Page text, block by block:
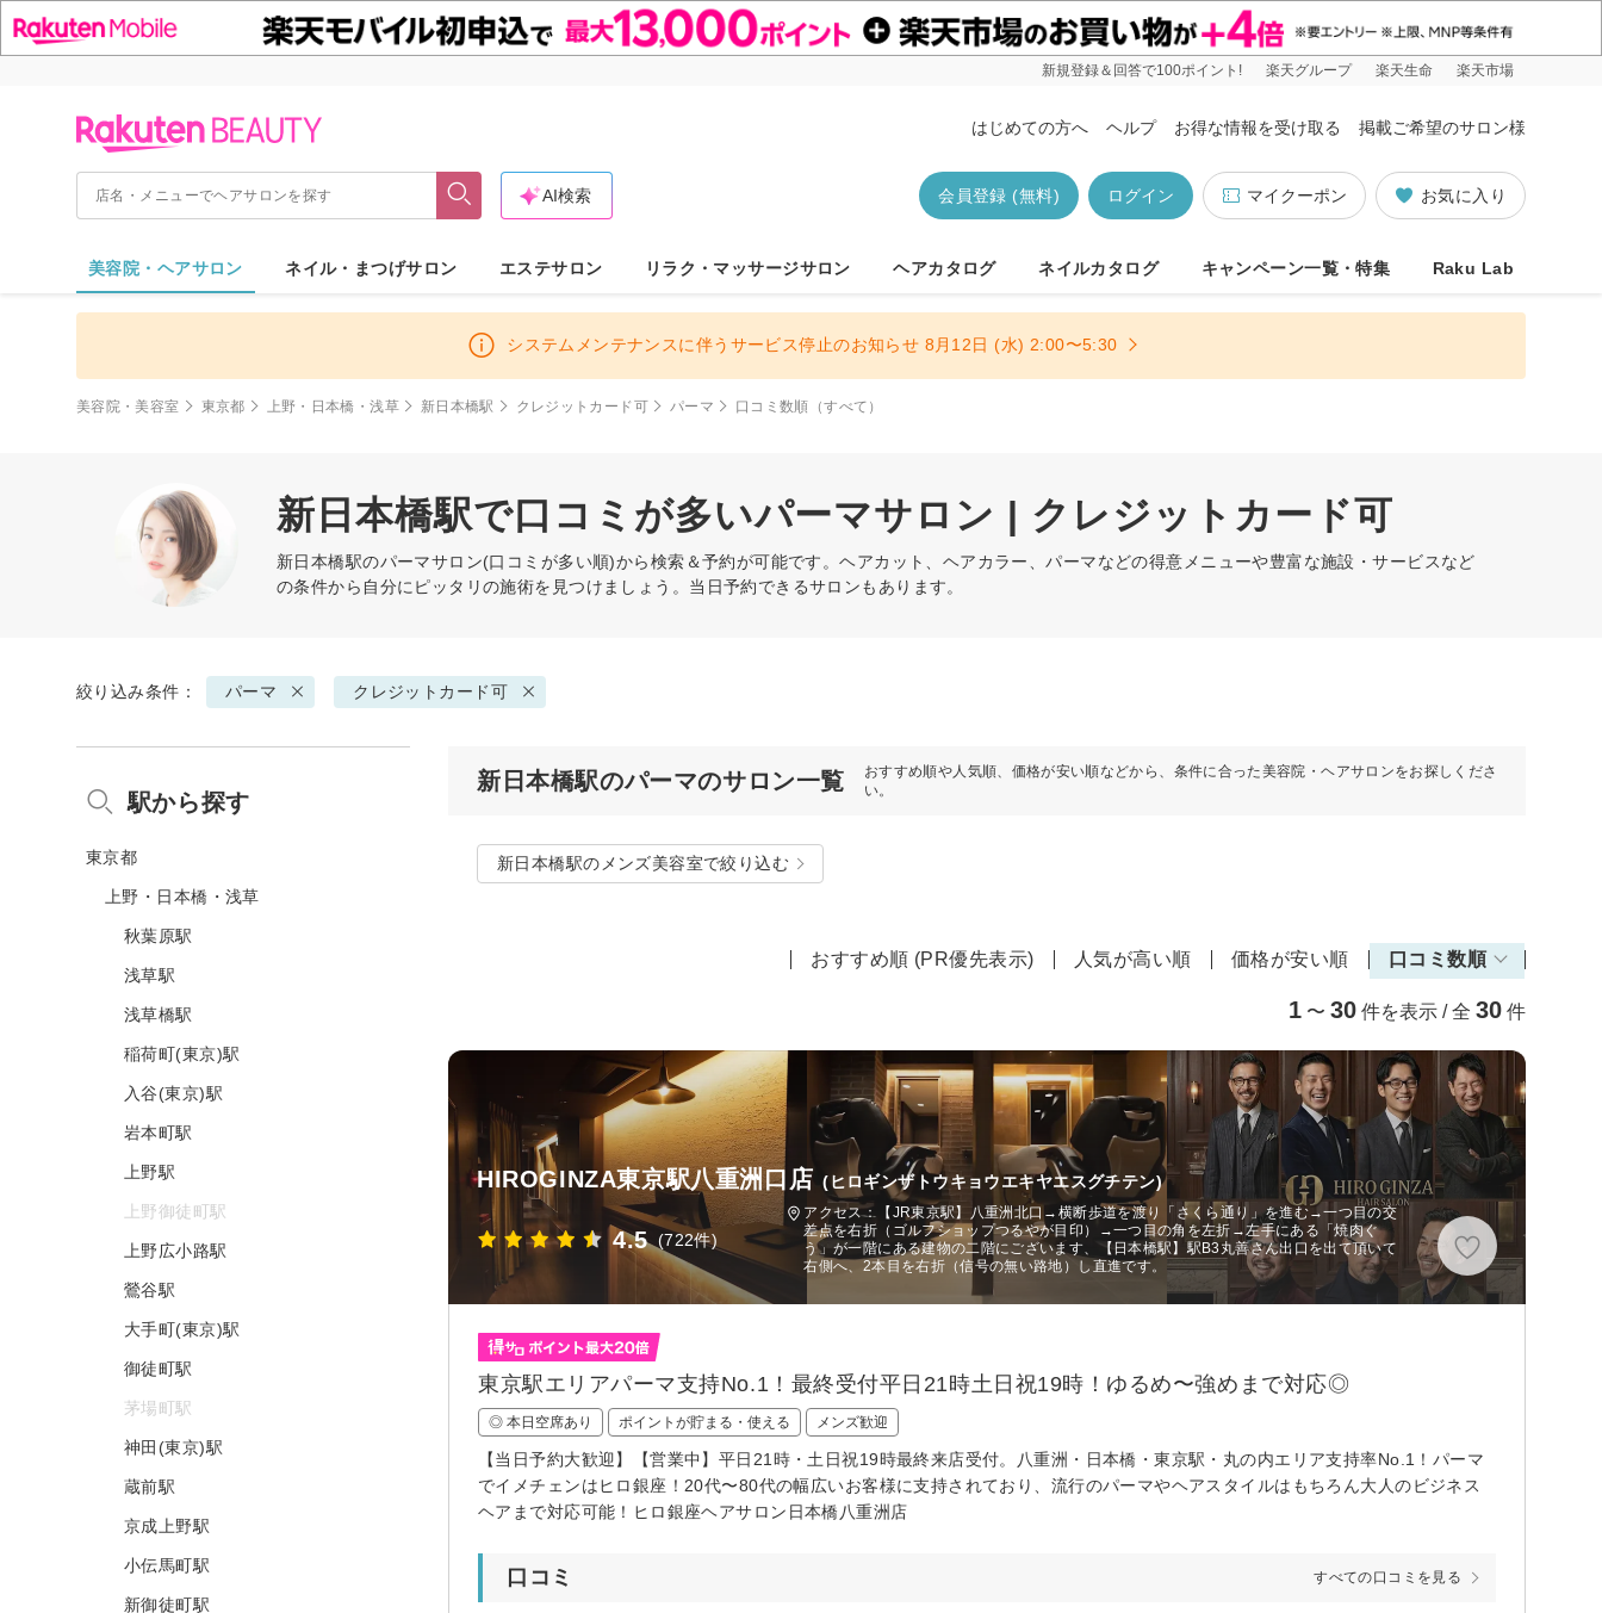
新規登録＆回答で100ポイント! 楽天グループ 楽天生命 楽天市場
はじめての方へ ヘルプ お得な情報を受け取る 掲載ご希望のサロン様
お気に入り
マイクーポン
ログイン
会員登録 (無料)
AI検索
美容院・ヘアサロン ネイル・まつげサロン エステサロン リラク・マッサージサロン ヘアカタログ ネイルカタログ キャンペーン一覧・特集 Raku Lab
システムメンテナンスに伴うサービス停止のお知らせ 8月12日 (水) 2:00〜5:30
美容院・美容室 東京都 上野・日本橋・浅草 新日本橋駅 クレジットカード可 パーマ 口コミ数順（すべて）
新日本橋駅で口コミが多いパーマサロン | クレジットカード可
新日本橋駅のパーマサロン(口コミが多い順)から検索＆予約が可能です。ヘアカット、ヘアカラー、パーマなどの得意メニューや豊富な施設・サービスなど
の条件から自分にピッタリの施術を見つけましょう。当日予約できるサロンもあります。
絞り込み条件： パーマ クレジットカード可
新日本橋駅のパーマのサロン一覧
おすすめ順や人気順、価格が安い順などから、条件に合った美容院・ヘアサロンをお探しくださ
い。
新日本橋駅のメンズ美容室で絞り込む
おすすめ順 (PR優先表示) 人気が高い順 価格が安い順 口コミ数順
1 〜 30 件を表示 / 全 30 件
HIROGINZA東京駅八重洲口店 (ヒロギンザトウキョウエキヤエスグチテン)
4.5 (722件)
アクセス：【JR東京駅】八重洲北口→横断歩道を渡り「さくら通り」を進む→一つ目の交
差点を右折（ゴルフショップつるやが目印）→一つ目の角を左折→左手にある「焼肉ぐ
う」が一階にある建物の二階にございます、【日本橋駅】駅B3丸善さん出口を出て頂いて
右側へ、2本目を右折（信号の無い路地）し直進です。
東京駅エリアパーマ支持No.1！最終受付平日21時土日祝19時！ゆるめ〜強めまで対応◎
◎ 本日空席あり ポイントが貯まる・使える メンズ歓迎
【当日予約大歓迎】【営業中】平日21時・土日祝19時最終来店受付。八重洲・日本橋・東京駅・丸の内エリア支持率No.1！パーマ
でイメチェンはヒロ銀座！20代〜80代の幅広いお客様に支持されており、流行のパーマやヘアスタイルはもちろん大人のビジネス
ヘアまで対応可能！ヒロ銀座ヘアサロン日本橋八重洲店
口コミ すべての口コミを見る
駅から探す
東京都
上野・日本橋・浅草
秋葉原駅
浅草駅
浅草橋駅
稲荷町(東京)駅
入谷(東京)駅
岩本町駅
上野駅
上野御徒町駅
上野広小路駅
鶯谷駅
大手町(東京)駅
御徒町駅
茅場町駅
神田(東京)駅
蔵前駅
京成上野駅
小伝馬町駅
新御徒町駅